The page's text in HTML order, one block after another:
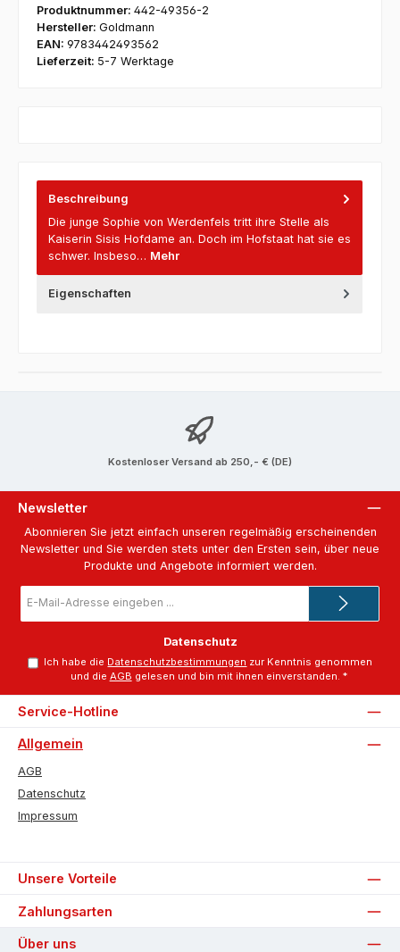
Produktnummer: 442-49356-2
Hersteller: Goldmann
EAN: 9783442493562
Lieferzeit: 5-7 Werktage
Beschreibung
Die junge Sophie von Werdenfels tritt ihre Stelle als
Kaiserin Sisis Hofdame an. Doch im Hofstaat hat sie es
schwer. Insbeso… Mehr
Eigenschaften
Kostenloser Versand ab 250,- € (DE)
Newsletter
Abonnieren Sie jetzt einfach unseren regelmäßig erscheinenden
Newsletter und Sie werden stets unter den Ersten sein, über neue
Produkte und Angebote informiert werden.
Mail-
Datenschutz
Ich habe die Datenschutzbestimmungen zur Kenntnis genommen
und die AGB gelesen und bin mit ihnen einverstanden. *
Service-Hotline
Allgemein
AGB
Datenschutz
Impressum
Unsere Vorteile
Zahlungsarten
Über uns